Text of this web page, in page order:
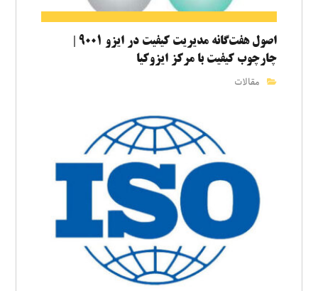
چارچوب کیفیت با مرکز ایزوکیا
مقالات